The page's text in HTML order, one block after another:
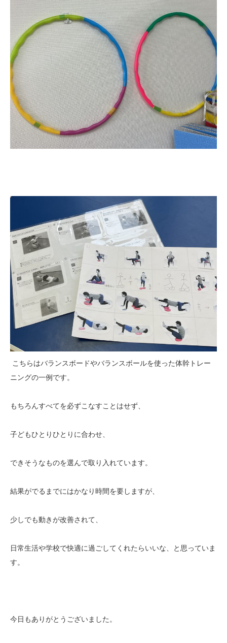
こちらはバランスボードやバランスボールを使った体幹トレー
ニングの一例です。
もちろんすべてを必ずこなすことはせず、
子どもひとりひとりに合わせ、
できそうなものを選んで取り入れています。
結果がでるまでにはかなり時間を要しますが、
少しでも動きが改善されて、
日常生活や学校で快適に過ごしてくれたらいいな、と思っていま
す。
今日もありがとうございました。